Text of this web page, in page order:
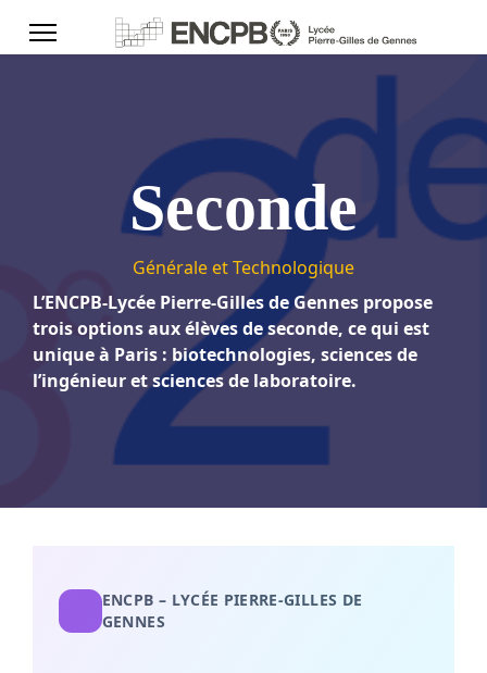
Seconde
Générale et Technologique
L’ENCPB-Lycée Pierre-Gilles de Gennes propose
trois options aux élèves de seconde, ce qui est
unique à Paris : biotechnologies, sciences de
l’ingénieur et sciences de laboratoire.
ENCPB – LYCÉE PIERRE‑GILLES DE
GENNES